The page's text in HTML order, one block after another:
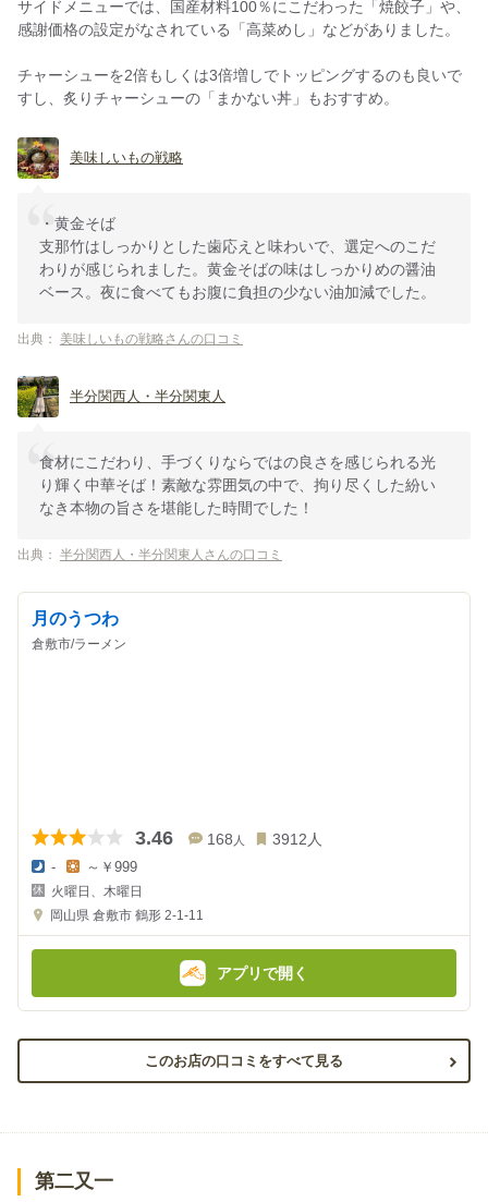
サイドメニューでは、国産材料100％にこだわった「焼餃子」や、
感謝価格の設定がなされている「高菜めし」などがありました。
チャーシューを2倍もしくは3倍増しでトッピングするのも良いで
すし、炙りチャーシューの「まかない丼」もおすすめ。
美味しいもの戦略
・黄金そば
支那竹はしっかりとした歯応えと味わいで、選定へのこだ
わりが感じられました。黄金そばの味はしっかりめの醤油
ベース。夜に食べてもお腹に負担の少ない油加減でした。
出典： 美味しいもの戦略さんの口コミ
半分関西人・半分関東人
食材にこだわり、手づくりならではの良さを感じられる光
り輝く中華そば！素敵な雰囲気の中で、拘り尽くした紛い
なき本物の旨さを堪能した時間でした！
出典： 半分関西人・半分関東人さんの口コミ
月のうつわ
倉敷市/ラーメン
3.46 168 人 3912人
夜
の
金
-
昼
の
金
額
～￥999
火曜日、木曜日
岡山県 倉敷市 鶴形 2-1-11
アプリで開く
このお店の口コミをすべて見る
第二又一